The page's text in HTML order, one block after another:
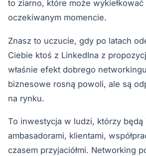
to ziarno, które może
oczekiwanym momencie.
Znasz to uczucie, gdy po latach
Ciebie ktoś z LinkedIna z
właśnie efekt dobrego
biznesowe rosną powoli, ale są
na rynku.
To inwestycja w ludzi, którzy będą
ambasadorami, klientami,
czasem przyjaciółmi. Networking